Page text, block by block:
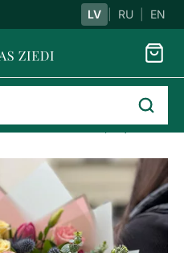
LV RU EN
Pavasara ziedu pušķi